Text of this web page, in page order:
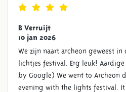
B Verruijt
10 jan 2026
We zijn naart archeon geweest
lichtjes festival. Erg leuk!
by Google) We went to Archeon
evening with the lights festival.